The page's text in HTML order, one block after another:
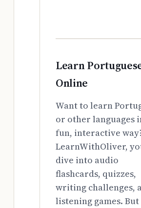
Learn
Online
Want to learn
or other languages
fun, interactive
LearnWithOliver,
dive into audio
flashcards, quizzes,
writing challenges,
listening games. But